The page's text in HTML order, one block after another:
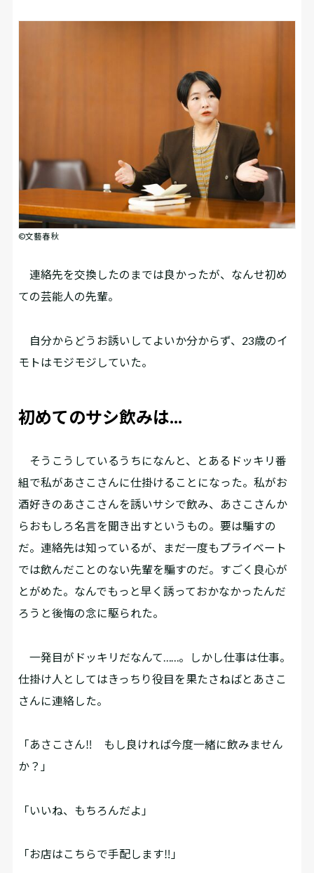
©文藝春秋
連絡先を交換したのまでは良かったが、なんせ初め
ての芸能人の先輩。
自分からどうお誘いしてよいか分からず、23歳のイ
モトはモジモジしていた。
初めてのサシ飲みは…
そうこうしているうちになんと、とあるドッキリ番
組で私があさこさんに仕掛けることになった。私がお
酒好きのあさこさんを誘いサシで飲み、あさこさんか
らおもしろ名言を聞き出すというもの。要は騙すの
だ。連絡先は知っているが、まだ一度もプライベート
では飲んだことのない先輩を騙すのだ。すごく良心が
とがめた。なんでもっと早く誘っておかなかったんだ
ろうと後悔の念に駆られた。
一発目がドッキリだなんて……。しかし仕事は仕事。
仕掛け人としてはきっちり役目を果たさねばとあさこ
さんに連絡した。
「あさこさん‼ もし良ければ今度一緒に飲みません
か？」
「いいね、もちろんだよ」
「お店はこちらで手配します‼」